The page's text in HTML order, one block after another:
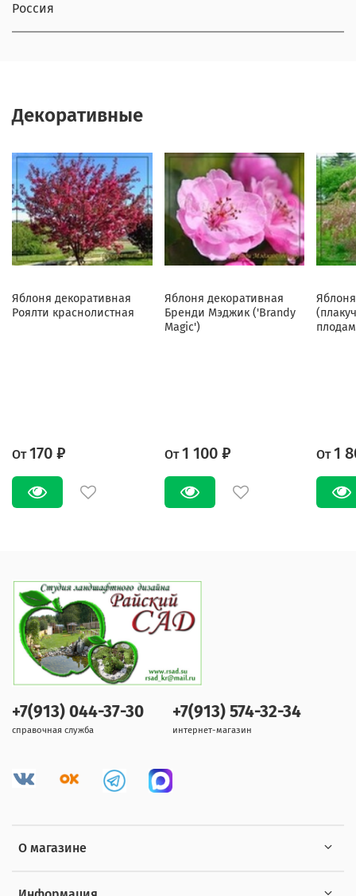
Россия
Декоративные
Яблоня декоративная
Роялти краснолистная
От 170 ₽
Яблоня декоративная
Бренди Мэджик ('Brandy
Magic')
От 1 100 ₽ От 1
О магазине
+7(913) 044-37-30
справочная служба
+7(913) 574-32-34
интернет-магазин